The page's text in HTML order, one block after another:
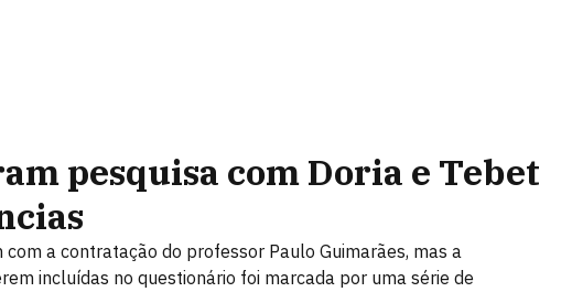
pesquisa com Doria e Tebet
a contratação do professor Paulo Guimarães, mas a
incluídas no questionário foi marcada por uma série de